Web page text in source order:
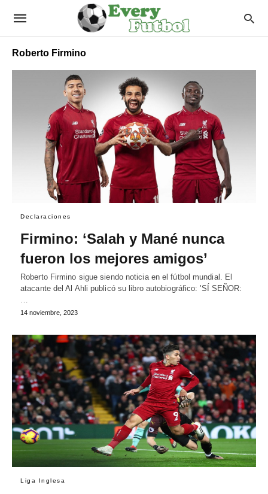
Roberto Firmino
Declaraciones
Firmino: ‘Salah y Mané nunca
fueron los mejores amigos’
Roberto Firmino sigue siendo noticia en el fútbol mundial. El
atacante del Al Ahli publicó su libro autobiográfico: 'SÍ SEÑOR:
14 noviembre, 2023
Liga Inglesa